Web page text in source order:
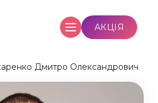
АКЦІЯ
Дмитро Олександрович